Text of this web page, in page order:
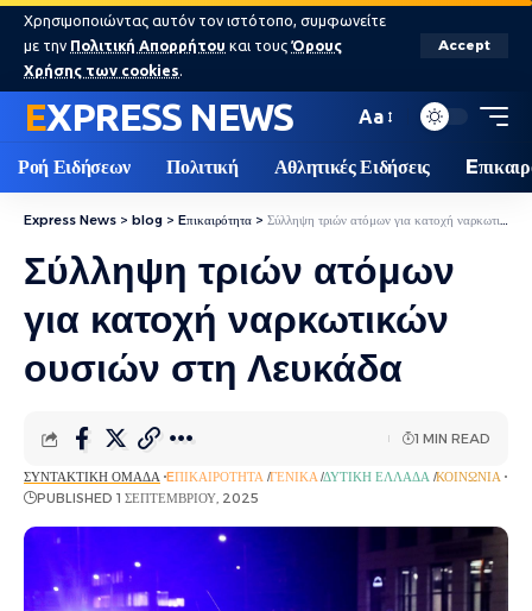
Χρησιμοποιώντας αυτόν τον ιστότοπο, συμφωνείτε
με την Πολιτική Απορρήτου και τους Όρους
Χρήσης των cookies.
Accept
EXPRESS NEWS Aa
Ροή Ειδήσεων Πολιτική Αθλητικές Ειδήσεις
Express News > blog > Eπικαιρότητα > Σύλληψη τριών ατόμων για κατοχή ναρκωτικών ουσιών στη Λευκάδα
Σύλληψη τριών ατόμων
για κατοχή ναρκωτικών
ουσιών στη Λευκάδα
ΣΥΝΤΑΚΤΙΚΉ ΟΜΆΔΑ EΠΙΚΑΙΡΌΤΗΤΑ ΓΕΝΙΚΆ ΔΥΤΙΚΉ ΕΛΛΆΔΑ ΚΟΙΝΩΝΊΑ
PUBLISHED 1 ΣΕΠΤΕΜΒΡΊΟΥ, 2025
1 MIN READ